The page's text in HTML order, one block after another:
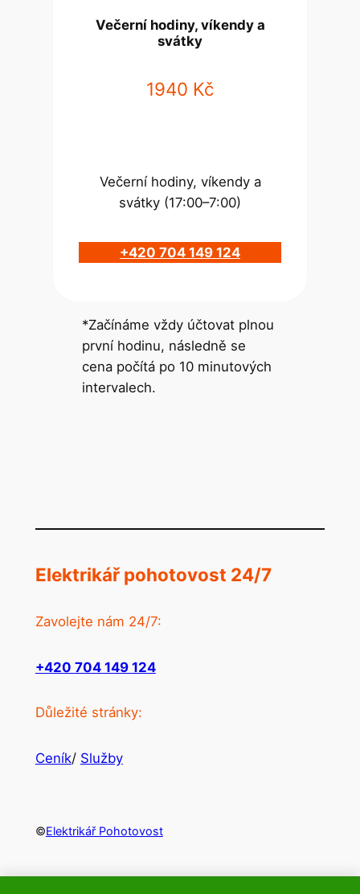
Večerní hodiny, víkendy a
svátky
1940 Kč
Večerní hodiny, víkendy a
svátky (17:00–7:00)
+420 704 149 124
*Začínáme vždy účtovat plnou
první hodinu, následně se
cena počítá po 10 minutových
intervalech.
Elektrikář pohotovost 24/7
Zavolejte nám 24/7:
+420 704 149 124
Důležité stránky:
Ceník/ Služby
©Elektrikář Pohotovost